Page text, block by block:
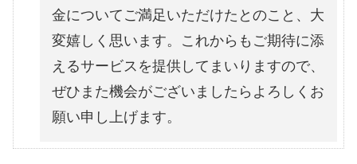
金についてご満足いただけたとのこと、大
変嬉しく思います。これからもご期待に添
えるサービスを提供してまいりますので、
ぜひまた機会がございましたらよろしくお
願い申し上げます。